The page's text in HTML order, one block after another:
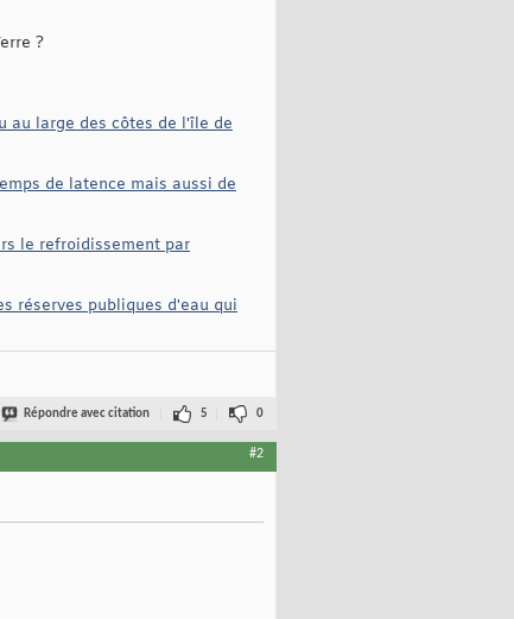
?
au large des côtes de l'île de
de latence mais aussi de
le refroidissement par
réserves publiques d'eau qui
Répondre avec citation 5 0
#2